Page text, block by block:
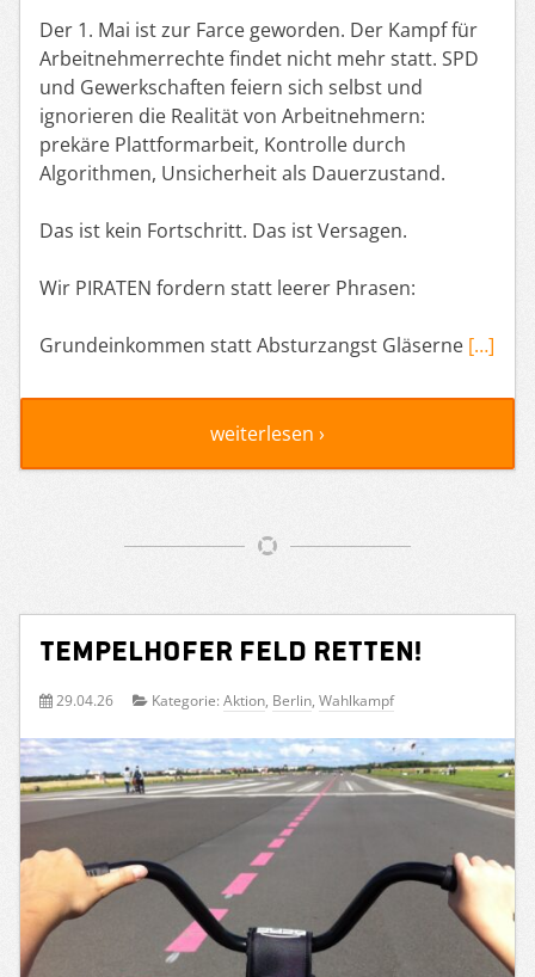
Der 1. Mai ist zur Farce geworden. Der Kampf für
Arbeitnehmerrechte findet nicht mehr statt. SPD
und Gewerkschaften feiern sich selbst und
ignorieren die Realität von Arbeitnehmern:
prekäre Plattformarbeit, Kontrolle durch
Algorithmen, Unsicherheit als Dauerzustand.
Das ist kein Fortschritt. Das ist Versagen.
Wir PIRATEN fordern statt leerer Phrasen:
Grundeinkommen statt Absturzangst Gläserne […]
weiterlesen ›
Tempelhofer Feld retten!
29.04.26 Kategorie: Aktion, Berlin, Wahlkampf